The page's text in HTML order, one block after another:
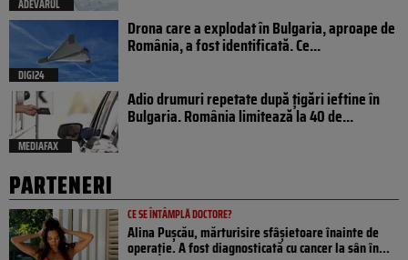
ADEVARUL
DIGI24
Drona care a explodat în Bulgaria, aproape de
România, a fost identificată. Ce...
MEDIAFAX
Adio drumuri repetate după țigări ieftine în
Bulgaria. România limitează la 40 de...
PARTENERI
CE SE ÎNTÂMPLĂ DOCTORE?
Alina Pușcău, mărturisire sfâșietoare înainte de
operație. A fost diagnosticată cu cancer la sân în...